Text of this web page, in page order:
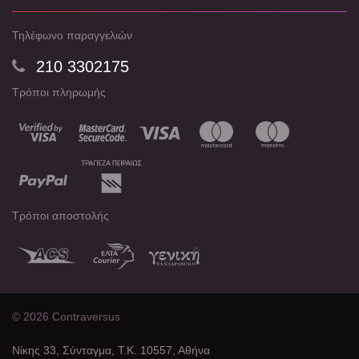
Τηλέφωνο παραγγελιών
210 3302175
Τρόποι πληρωμής
Τρόποι αποστολής
© 2026 Contraversus
Νίκης 33, Σύνταγμα, Τ.Κ. 10557, Αθήνα